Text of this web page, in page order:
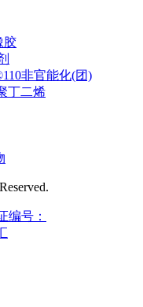
胶
非官能化(团)
丁二烯
编号：